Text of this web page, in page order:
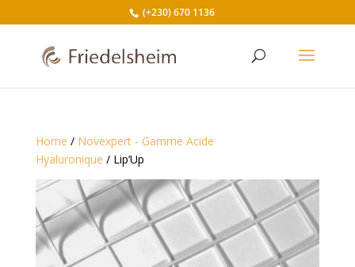
(+230) 670 1136
Home / Novexpert - Gamme Acide
Hyaluronique / Lip’Up